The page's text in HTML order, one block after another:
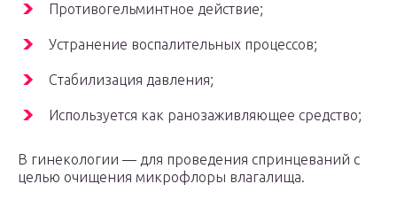
Противогельминтное действие;
Устранение воспалительных процессов;
Стабилизация давления;
Используется как ранозаживляющее средство;
В гинекологии — для проведения спринцеваний с
целью очищения микрофлоры влагалища.